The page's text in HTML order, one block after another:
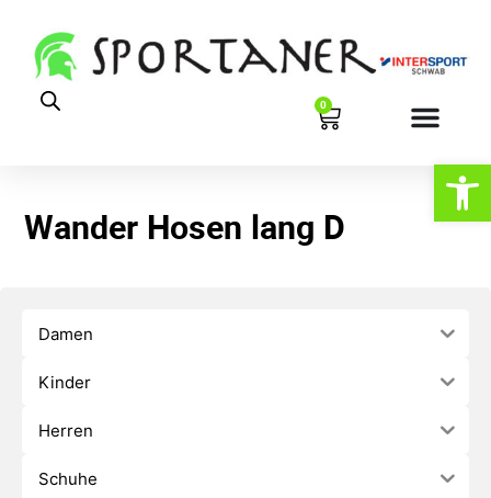
0
Wander Hosen lang D
Damen
Kinder
Herren
Schuhe